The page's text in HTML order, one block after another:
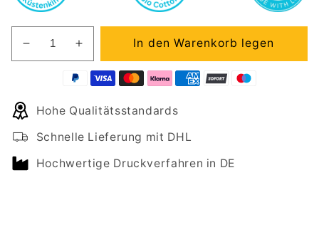
Verringere
die
Beanie
PEASY
Erhöhe
die
Menge
Beanie
PEASY
In den Warenkorb legen
Hohe Qualitätsstandards
Schnelle Lieferung mit DHL
Hochwertige Druckverfahren in DE